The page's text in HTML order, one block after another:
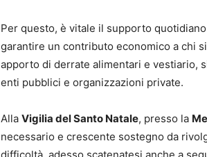
Per questo, è vitale il supporto
garantire un contributo economico a chi
apporto di derrate alimentari e vestiario,
enti pubblici e organizzazioni private.
Alla Vigilia del Santo Natale, presso la
necessario e crescente sostegno da